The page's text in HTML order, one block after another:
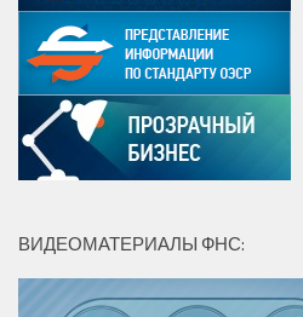
ВИДЕОМАТЕРИАЛЫ ФНС: